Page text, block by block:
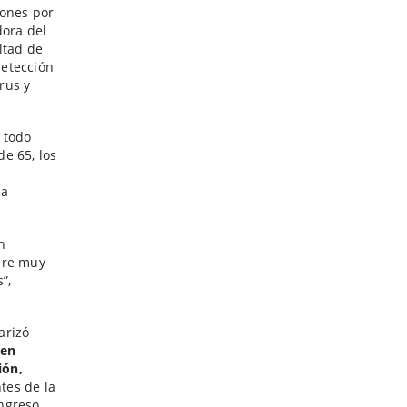
por
del
de
y
todo
65, los
muy
de la